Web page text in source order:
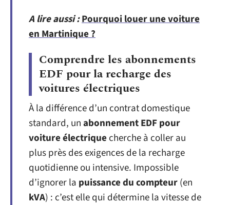
A lire aussi :Pourquoi louer une voiture
en Martinique ?
Comprendre les abonnements
EDF pour la recharge des
voitures électriques
À la différence d’un contrat domestique
standard, unabonnement EDF pour
voiture électrique cherche à coller au
plus près des exigences de la recharge
quotidienne ou intensive. Impossible
d’ignorer la puissance du compteur(en
kVA) : c’est elle qui détermine la vitesse de